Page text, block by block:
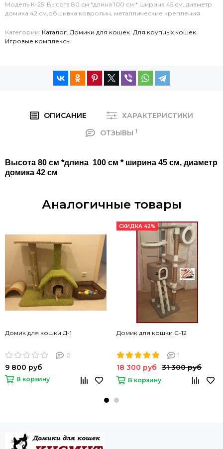
Модель К-25: Высота 80 см *длина 100 см * ширина 45 см, диаметр
домика 42 см,обшивка ковролин, металлические крепления
Категории: Каталог, Домики для кошек, Для крупных кошек,
Игровые комплексы
ОПИСАНИЕ
ХАРАКТЕРИСТИКИ
ОТЗЫВЫ 1
Высота 80 см *длина 100 см * ширина 45 см, диаметр
домика 42 см
Аналогичные товары
Домик для кошки Д-1
0
9 800 руб
В корзину
СКИДКА 42%
Домик для кошки С-12
1
18 300 руб 31 300 руб
В корзину